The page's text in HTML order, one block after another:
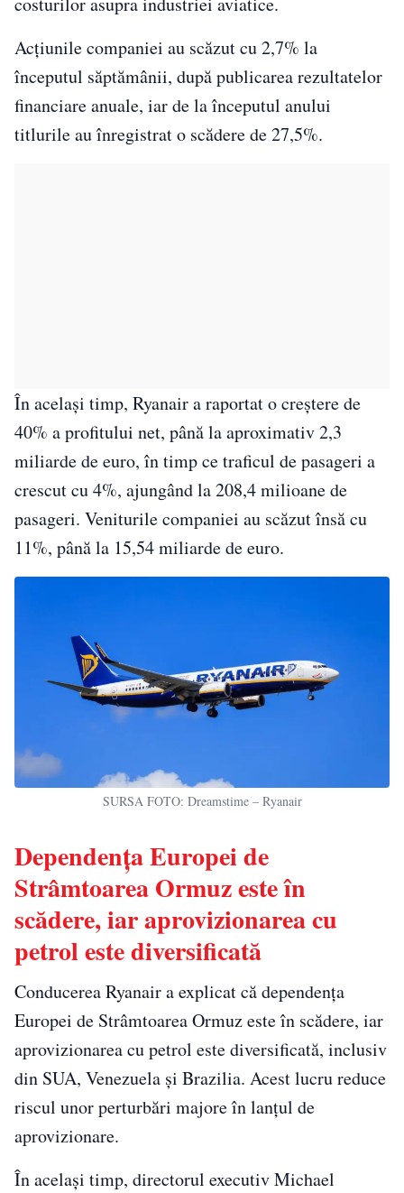
Acțiunile companiei au scăzut cu 2,7% la
începutul săptămânii, după publicarea rezultatelor
financiare anuale, iar de la începutul anului
titlurile au înregistrat o scădere de 27,5%.
În același timp, Ryanair a raportat o creștere de
40% a profitului net, până la aproximativ 2,3
miliarde de euro, în timp ce traficul de pasageri a
crescut cu 4%, ajungând la 208,4 milioane de
pasageri. Veniturile companiei au scăzut însă cu
11%, până la 15,54 miliarde de euro.
SURSA FOTO: Dreamstime – Ryanair
Dependența Europei de
Strâmtoarea Ormuz este în
scădere, iar aprovizionarea cu
petrol este diversificată
Conducerea Ryanair a explicat că dependența
Europei de Strâmtoarea Ormuz este în scădere, iar
aprovizionarea cu petrol este diversificată, inclusiv
din SUA, Venezuela și Brazilia. Acest lucru reduce
riscul unor perturbări majore în lanțul de
aprovizionare.
În același timp, directorul executiv Michael